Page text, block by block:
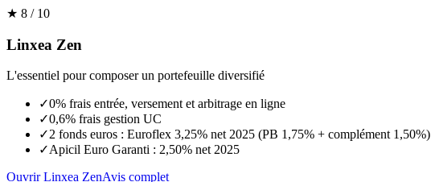
★ 8 / 10
Linxea Zen
L'essentiel pour composer un portefeuille diversifié
✓0% frais entrée, versement et arbitrage en ligne
✓0,6% frais gestion UC
✓2 fonds euros : Euroflex 3,25% net 2025 (PB 1,75% + complément 1,50%)
✓Apicil Euro Garanti : 2,50% net 2025
Ouvrir Linxea ZenAvis complet